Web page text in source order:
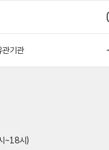
관기관
~18시)